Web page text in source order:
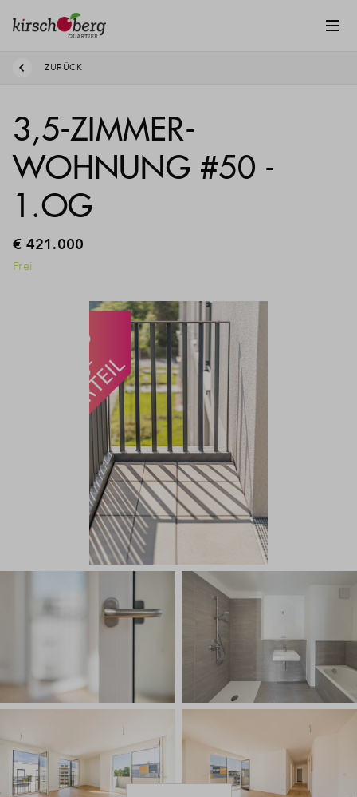
ZURÜCK
3,5-ZIMMER-
WOHNUNG #50 -
1.OG
€ 421.000
Frei